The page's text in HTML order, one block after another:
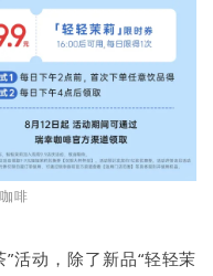
啡
活动，除了新品“轻轻茉